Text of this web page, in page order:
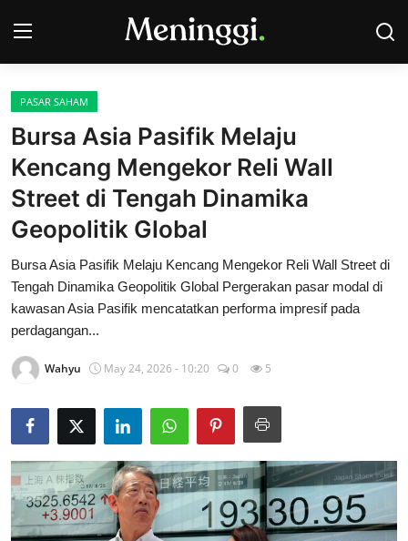
Contact
Pasar Saham
Bisnis
Korporasi
Kripto
Obligasi & Reksadana
Rekomendasi
PASAR SAHAM
Bursa Asia Pasifik Melaju
Kencang Mengekor Reli Wall
Street di Tengah Dinamika
Geopolitik Global
Bursa Asia Pasifik Melaju Kencang Mengekor Reli Wall Street di
Tengah Dinamika Geopolitik Global Pergerakan pasar modal di
kawasan Asia Pasifik mencatatkan performa impresif pada
perdagangan...
Wahyu May 24, 2026 - 10:20 0 5